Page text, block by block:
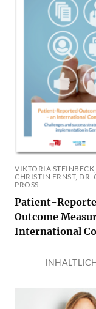
VIKTORIA
CHRISTIN ERNST, DR.
PROSS
Patient-
Outcome
International